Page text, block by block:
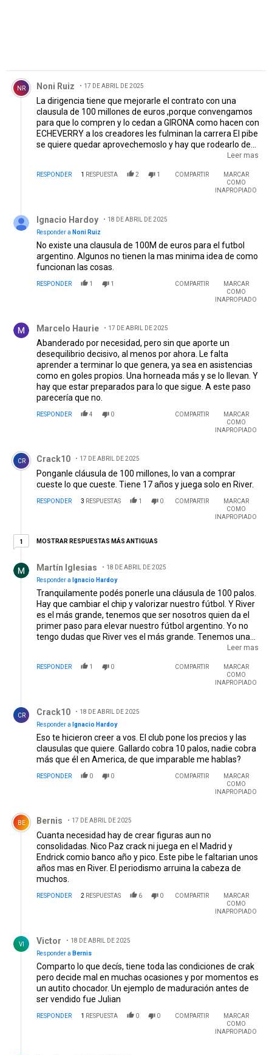
Comentario de Noni Ruiz.
NR Noni Ruiz 17 DE ABRIL DE 2025
La dirigencia tiene que mejorarle el contrato con una
clausula de 100 millones de euros ,porque convengamos
para que lo compren y lo cedan a GIRONA como hacen con
ECHEVERRY a los creadores les fulminan la carrera El pibe
se quiere quedar aprovechemoslo y hay que rodearlo de
jugadores fiel a su juego como hizo el SANTOS DE BRASIL
desastre y cualquier nueve hasta BORJA Y COLIDIO
Leer mas
RESPONDER 1 RESPUESTA 2 1 COMPARTIR
MARCAR
COMO
INAPROPIADO
Ignacio Hardoy
18 DE ABRIL DE 2025
Responder a Noni Ruiz
No existe una clausula de 100M de euros para el futbol
argentino. Algunos no tienen la mas minima idea de como
funcionan las cosas.
RESPONDER 1 1 COMPARTIR
MARCAR
COMO
INAPROPIADO
Marcelo Haurie 17 DE ABRIL DE 2025
Abanderado por necesidad, pero sin que aporte un
desequilibrio decisivo, al menos por ahora. Le falta
aprender a terminar lo que genera, ya sea en asistencias
como en goles propios. Una horneada más y se lo llevan. Y
hay que estar preparados para lo que sigue. A este paso
parecería que no.
RESPONDER 4 0 COMPARTIR
MARCAR
COMO
INAPROPIADO
Comentario de Crack10.
CR Crack10 17 DE ABRIL DE 2025
Ponganle cláusula de 100 millones, lo van a comprar
cueste lo que cueste. Tiene 17 años y juega solo en River.
RESPONDER 3 RESPUESTAS 1 0 COMPARTIR
MARCAR
COMO
INAPROPIADO
11 respuesta más antiguas
MOSTRAR RESPUESTAS MÁS ANTIGUAS
Martín Iglesias
18 DE ABRIL DE 2025
Responder a Ignacio Hardoy
Tranquilamente podés ponerle una cláusula de 100 palos.
Hay que cambiar el chip y valorizar nuestro fútbol. Y River
es el más grande, tenemos que ser nosotros quien da el
primer paso para elevar nuestro fútbol argentino. Yo no
tengo dudas que River ves el más grande. Tenemos una
hermosa historia y somos un CLUB en mayúsculas, no solo
que siempre tuvimos. Vivir y jugar con GRANDEZA.
Leer mas
RESPONDER 1 0 COMPARTIR
MARCAR
COMO
INAPROPIADO
CR Crack10
18 DE ABRIL DE 2025
Responder a Ignacio Hardoy
Eso te hicieron creer a vos. El club pone los precios y las
clausulas que quiere. Gallardo cobra 10 palos, nadie cobra
más que él en America, de que imparable me hablas?
RESPONDER 0 0 COMPARTIR
MARCAR
COMO
INAPROPIADO
Comentario de Bernis.
BE Bernis 17 DE ABRIL DE 2025
Cuanta necesidad hay de crear figuras aun no
consolidadas. Nico Paz crack ni juega en el Madrid y
Endrick comio banco año y pico. Este pibe le faltarian unos
años mas en River. El periodismo arruina la cabeza de
muchos.
RESPONDER 2 RESPUESTAS 6 0 COMPARTIR
MARCAR
COMO
INAPROPIADO
VI Victor
18 DE ABRIL DE 2025
Responder a Bernis
Comparto lo que decís, tiene toda las condiciones de crak
pero decide mal en muchas ocasiones y por momentos es
un autito chocador. Un ejemplo de maduración antes de
ser vendido fue Julian
RESPONDER 1 RESPUESTA 0 0 COMPARTIR
MARCAR
COMO
INAPROPIADO